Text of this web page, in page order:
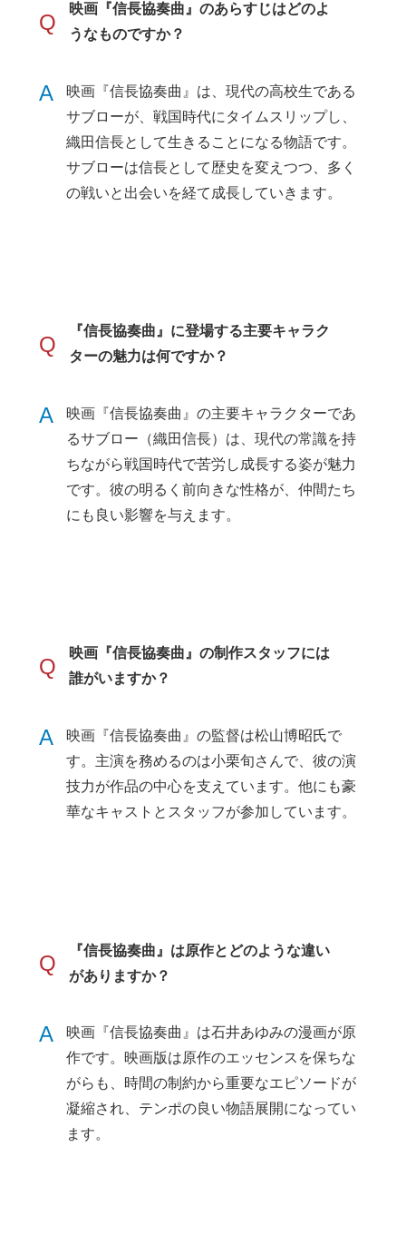
Q
映画『信長協奏曲』のあらすじはどのよ
うなものですか？
A
映画『信長協奏曲』は、現代の高校生である
サブローが、戦国時代にタイムスリップし、
織田信長として生きることになる物語です。
サブローは信長として歴史を変えつつ、多く
の戦いと出会いを経て成長していきます。
Q
『信長協奏曲』に登場する主要キャラク
ターの魅力は何ですか？
A
映画『信長協奏曲』の主要キャラクターであ
るサブロー（織田信長）は、現代の常識を持
ちながら戦国時代で苦労し成長する姿が魅力
です。彼の明るく前向きな性格が、仲間たち
にも良い影響を与えます。
Q
映画『信長協奏曲』の制作スタッフには
誰がいますか？
A
映画『信長協奏曲』の監督は松山博昭氏で
す。主演を務めるのは小栗旬さんで、彼の演
技力が作品の中心を支えています。他にも豪
華なキャストとスタッフが参加しています。
Q
『信長協奏曲』は原作とどのような違い
がありますか？
A
映画『信長協奏曲』は石井あゆみの漫画が原
作です。映画版は原作のエッセンスを保ちな
がらも、時間の制約から重要なエピソードが
凝縮され、テンポの良い物語展開になってい
ます。